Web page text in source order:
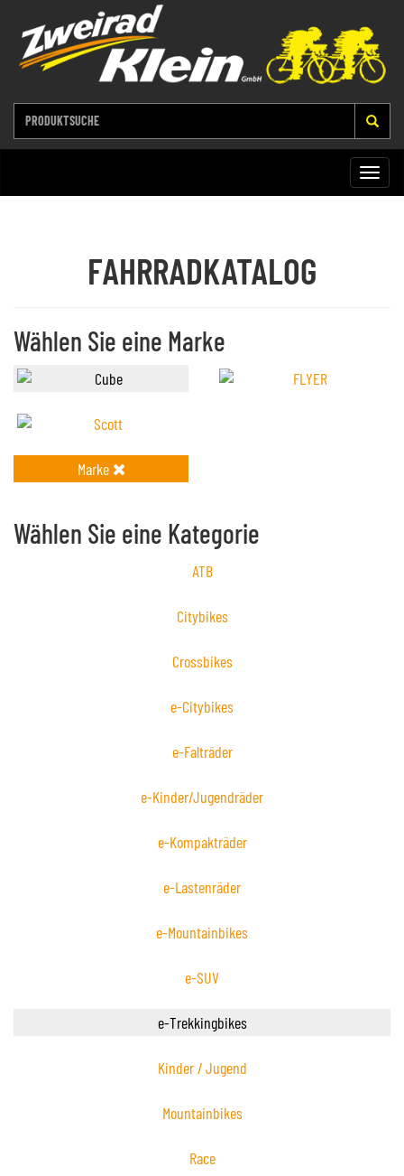
Toggle
FAHRRADKATALOG
Wählen Sie eine Marke
Marke
Wählen Sie eine Kategorie
ATB
Citybikes
Crossbikes
e-Citybikes
e-Falträder
e-Kinder/Jugendräder
e-Kompakträder
e-Lastenräder
e-Mountainbikes
e-SUV
e-Trekkingbikes
Kinder / Jugend
Mountainbikes
Race